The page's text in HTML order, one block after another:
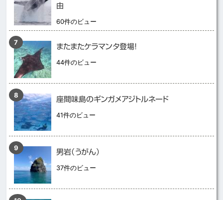
由
60件のビュー
またまたケラマンタ登場！
44件のビュー
座間味島のギンガメアジトルネード
41件のビュー
男岩（うがん）
37件のビュー